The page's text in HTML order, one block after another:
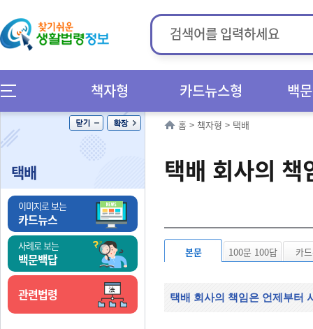
책자형 카드뉴스형 백
택배
이미지로 보는
카드뉴스
사례로 보는
백문백답
관련법령
홈 > 책자형 > 택배
택배 회사의 책
본문 100문 100답 카
택배 회사의 책임은 언제부터